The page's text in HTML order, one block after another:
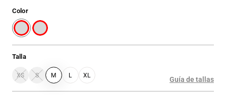
Talla
XS S M L XL
Color
Guía de tallas